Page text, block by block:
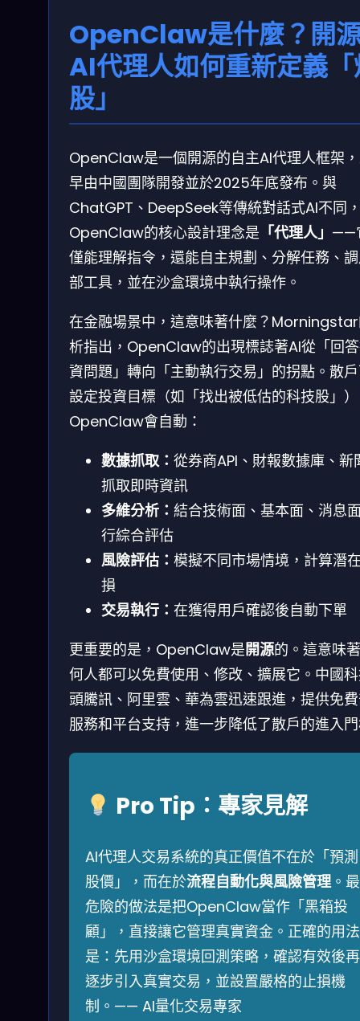
OpenClaw是什麼？開
AI代理人如何重新定義
股」
OpenClaw是一個開源的自主AI代理人框架
早由中國團隊開發並於2025年底發布。與
ChatGPT、DeepSeek等傳統對話式AI不同
OpenClaw的核心設計理念是 「代理人」 ——
僅能理解指令，還能自主規劃、分解任務、
部工具，並在沙盒環境中執行操作。
在金融場景中，這意味著什麼？
析指出，OpenClaw的出現標誌著AI從「回
資問題」轉向「主動執行交易」的拐點。散
設定投資目標（如「找出被低估的科技股」
OpenClaw會自動：
數據抓取： 從券商API、財報數據庫、新
抓取即時資訊
多維分析： 結合技術面、基本面、消息
行綜合評估
風險評估： 模擬不同市場情境，計算潛
損
交易執行： 在獲得用戶確認後自動下單
更重要的是，OpenClaw是開源的。這意味
何人都可以免費使用、修改、擴展它。中國
頭騰訊、阿里雲、華為雲迅速跟進，提供免
服務和平台支持，進一步降低了散戶的進入
Pro Tip：專家見解
AI代理人交易系統的真正價值不在於「預測
股價」，而在於流程自動化與風險管理。最
危險的做法是把OpenClaw當作「黑箱投
顧」，直接讓它管理真實資金。正確的用法
是：先用沙盒環境回測策略，確認有效後再
逐步引入真實交易，並設置嚴格的止損機
制。—— AI量化交易專家